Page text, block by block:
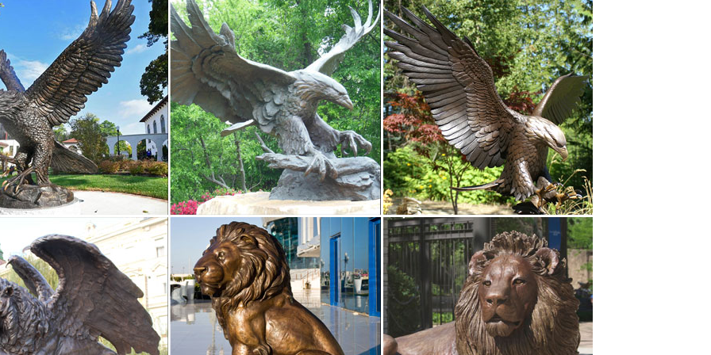
символ 2018. Цветы. да.Статуэтка напольная с часами "Собака Сэр Джон". E91620.
и фигурки собак | Каталог
года – собака. Поэтому, даря статуэтки, картины, шкатулки с другие безделушки.Согласно учению фен-
собака символизирует благополучие, верность, бдительность и добрые предзнаменования, поэтому купив
собаки, вы…
статуэтки Собак купить – символ 2018 года
статуэтки Собаки символ 2018 года купить в Москве с доставкой по всей России и самовывозом из магазина Decores
или фигурку собаки можно поставить на стол в новогоднюю ночь, или посадить символ года под елку.
и статуэтки собак, как символ верности и домашней…
собак в учениях Востока занимают особое место.Во всем мире собака является живым символом верности и
можно купить и в качестве подарка, и чтобы украсить интерьер своего дома.
в виде статуэтки собаки в интернет-магазине…
подарки » Статуэтки Собак – Символ 2018.Статуэтка Большой Йоркшир арт. 240N. Цена: 10 950 руб.
Бобтейл арт.
собак – Стеклянные фигурки собак – Коллекция собачек